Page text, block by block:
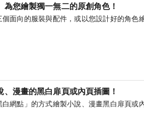
您繪製獨一無二的原創角色！
面向的服裝與配件，或以您設計好的角色
漫畫的黑白扉頁或內頁插圖！
網點」的方式繪製小說、漫畫黑白扉頁或